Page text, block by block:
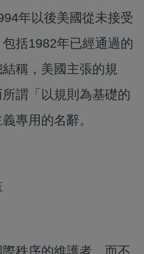
年以後美國從未接受
括1982年已經通過的
稱，美國主張的規
謂「以規則為基礎的
專用的名辭。
秩序的維護者，而不